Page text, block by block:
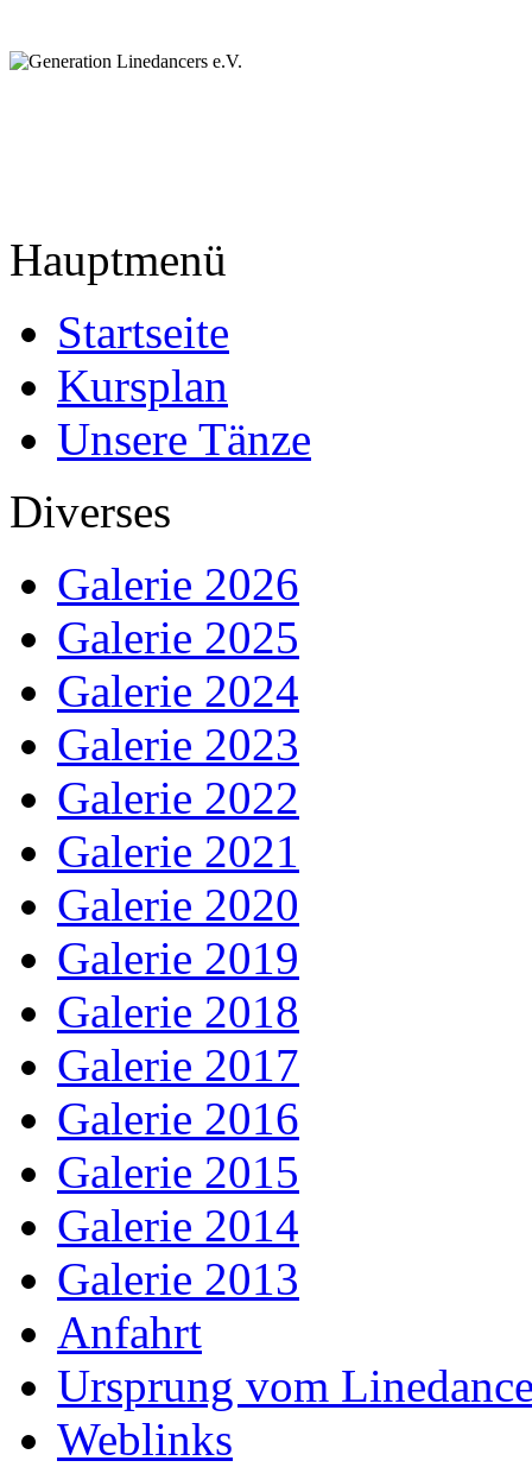
Hauptmenü
Startseite
Kursplan
Unsere Tänze
Diverses
Galerie 2026
Galerie 2025
Galerie 2024
Galerie 2023
Galerie 2022
Galerie 2021
Galerie 2020
Galerie 2019
Galerie 2018
Galerie 2017
Galerie 2016
Galerie 2015
Galerie 2014
Galerie 2013
Anfahrt
Ursprung vom
Weblinks